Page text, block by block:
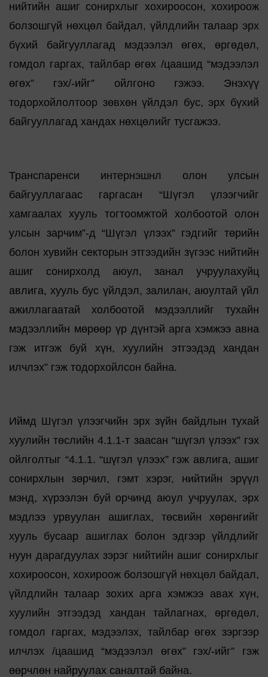
нийтийн ашиг сонирхлыг хохироосон, хохироож
болзошгүй нөхцөл байдал, үйлдлийн талаар эрх
бүхий байгууллагад мэдээлэл өгөх, өргөдөл,
гомдол гаргах, тайлбар өгөх /цаашид “мэдээлэл
өгөх” гэх/-ийг” ойлгоно гэжээ. Энэхүү
тодорхойлолтоор зөвхөн үйлдэл бус, эрх бүхий
байгууллагад хандах нөхцөлийг тусгажээ.
Транспаренси интернэшнл олон улсын
байгууллагаас гаргасан “Шүгэл үлээгчийг
хамгаалах хууль тогтоомжтой холбоотой олон
улсын зарчим”-д “Шүгэл үлээх” гэдгийг төрийн
болон хувийн секторын этгээдийн зүгээс нийтийн
ашиг сонирхолд аюул, занал учруулахуйц
авлига, хууль бус үйлдэл, залилан, аюултай үйл
ажиллагаатай холбоотой мэдээллийг тухайн
мэдээллийн мөрөөр үр дүнтэй арга хэмжээ авна
гэж итгэж буй хүн, хуулийн этгээдэд хандан
илчлэх” гэж тодорхойлсон байна.
Иймд Шүгэл үлээгчийн эрх зүйн байдлын тухай
хуулийн төслийн 4.1.1-т заасан “шүгэл үлээх” гэх
ойлголтыг “4.1.1. “шүгэл үлээх” гэж авлига, ашиг
сонирхлын зөрчил, гэмт хэрэг, нийтийн эрүүл
мэнд, хүрээлэн буй орчинд аюул учруулах, эрх
мэдлээ урвуулан ашиглах, төсвийн хөрөнгийг
хууль бусаар ашиглах болон эдгээр үйлдлийг
нуун дарагдуулах зэрэг нийтийн ашиг сонирхлыг
хохироосон, хохироож болзошгүй нөхцөл байдал,
үйлдлийн талаар зохих арга хэмжээ авах хүн,
хуулийн этгээдэд хандан тайлагнах, өргөдөл,
гомдол гаргах, мэдээлэх, тайлбар өгөх зэргээр
илчлэх /цаашид “мэдээлэл өгөх” гэх/-ийг” гэж
өөрчлөн найруулах саналтай байна.